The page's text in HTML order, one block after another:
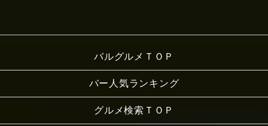
バルグルメＴＯＰ
バー人気ランキング
グルメ検索ＴＯＰ